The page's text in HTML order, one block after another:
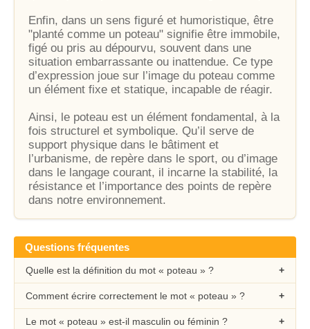
Enfin, dans un sens figuré et humoristique, être
"planté comme un poteau" signifie être immobile,
figé ou pris au dépourvu, souvent dans une
situation embarrassante ou inattendue. Ce type
d’expression joue sur l’image du poteau comme
un élément fixe et statique, incapable de réagir.
Ainsi, le poteau est un élément fondamental, à la
fois structurel et symbolique. Qu’il serve de
support physique dans le bâtiment et
l’urbanisme, de repère dans le sport, ou d’image
dans le langage courant, il incarne la stabilité, la
résistance et l’importance des points de repère
dans notre environnement.
Questions fréquentes
Quelle est la définition du mot « poteau » ?
Comment écrire correctement le mot « poteau » ?
Le mot « poteau » est-il masculin ou féminin ?